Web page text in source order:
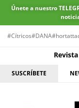
Únete a nuestro
#Cítricos#DANA
SUSCRÍBETE